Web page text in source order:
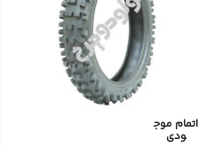
اتمام موج
ودی